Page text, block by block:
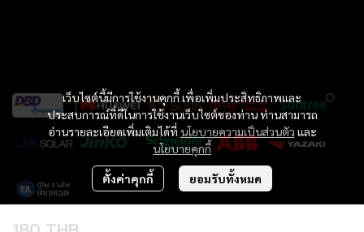
เว็บไซต์นี้มีการใช้งานคุกกี้ เพื่อเพิ่มประสิทธิภาพและ
ประสบการณ์ที่ดีในการใช้งานเว็บไซต์ของท่าน ท่านสามารถ
อ่านรายละเอียดเพิ่มเติมได้ที่ นโยบายความเป็นส่วนตัว และ
นโยบายคุกกี้
ตั้งค่าคุกกี้ ยอมรับทั้งหมด